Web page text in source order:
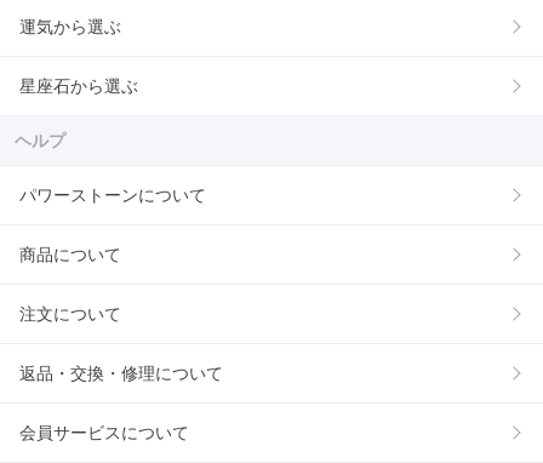
運気から選ぶ
星座石から選ぶ
ヘルプ
パワーストーンについて
商品について
注文について
返品・交換・修理について
会員サービスについて